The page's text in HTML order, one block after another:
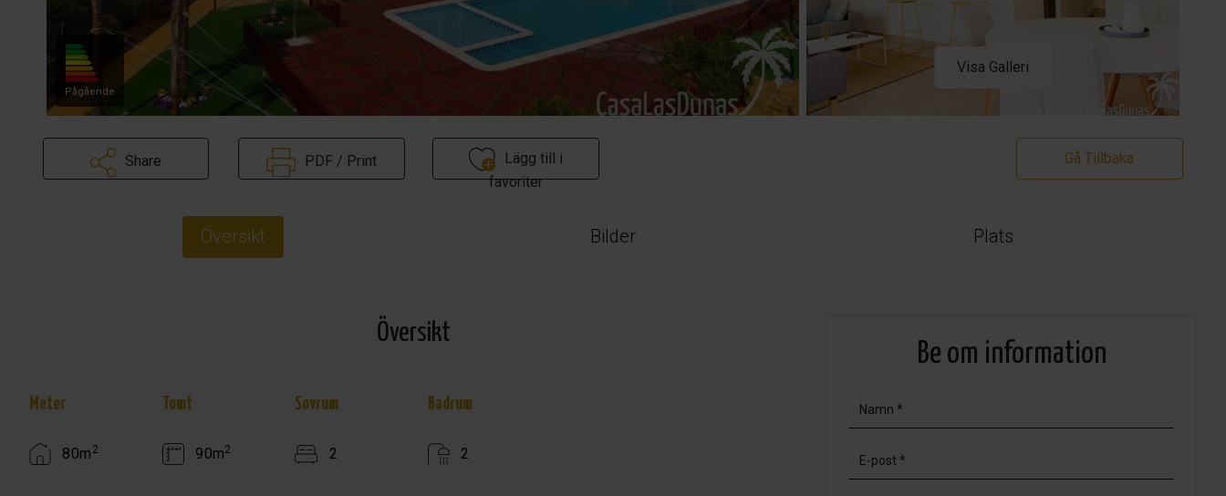
Pågående
Visa Galleri
Share PDF / Print
Lägg till i
favoriter
Gå Tillbaka
Översikt Bilder Plats
Översikt
Meter
80m 2
Tomt
90m2
Sovrum
2
Badrum
2
Be om information